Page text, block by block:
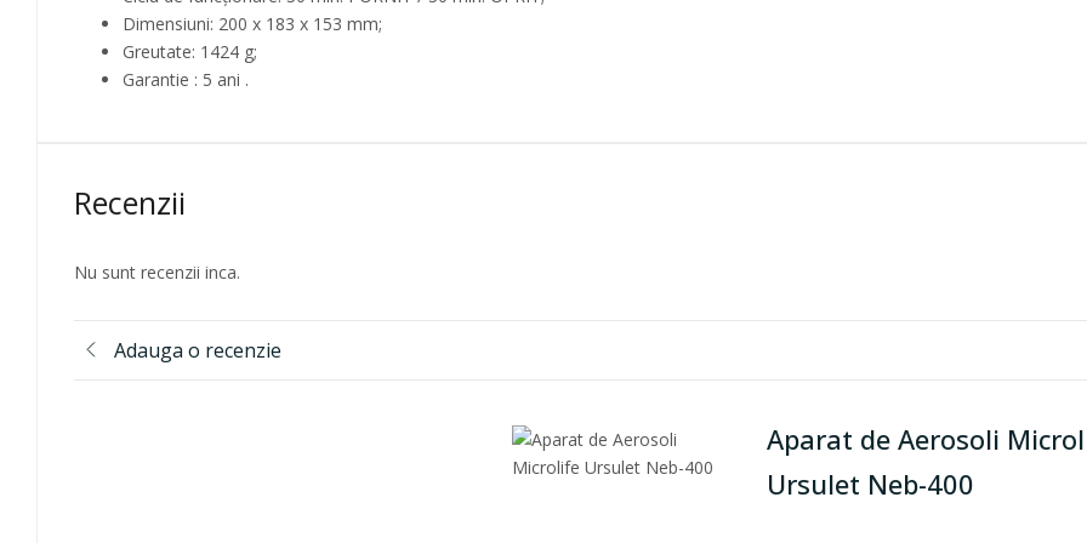
Dimensiuni: 200 x 183 x 153 mm;
Greutate: 1424 g;
Garantie : 5 ani .
Recenzii
Nu sunt recenzii inca.
Adauga o recenzie
Aparat de Aerosoli
Ursulet Neb-400